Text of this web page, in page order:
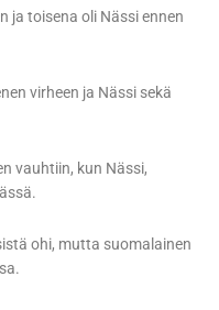
ja toisena oli Nässi ennen
virheen ja Nässi sekä
vauhtiin, kun Nässi,
ohi, mutta suomalainen